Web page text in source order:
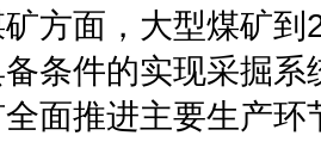
方面，大型煤矿
条件的实现采掘
面推进主要生产